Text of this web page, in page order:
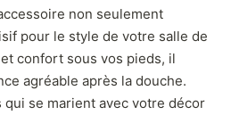
non seulement
pour le style de votre salle de
confort sous vos pieds, il
agréable après la douche.
se marient avec votre décor